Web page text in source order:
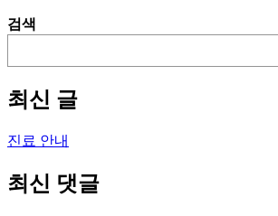
검색
최신 글
진료 안내
최신 댓글